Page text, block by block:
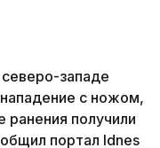
западе
с ножом,
ранения получили
портал Idnes